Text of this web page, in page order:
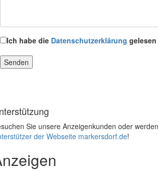
Ich habe die Datenschutzerklärung
Sie unsere Anzeigenkunden oder
der Webseite markersdorf.de!